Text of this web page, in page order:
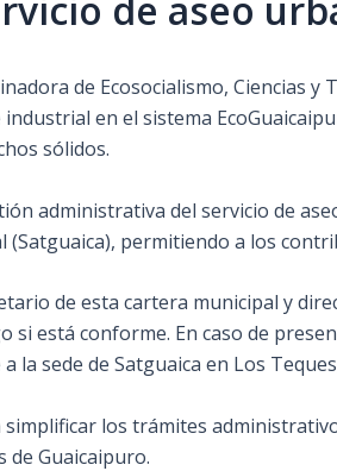
de Ecosocialismo, Ciencias
en el sistema
sólidos.
administrativa del servicio de
permitiendo a los
de esta cartera municipal y
si está conforme. En caso de
la sede de Satguaica en Los
simplificar los trámites
Guaicaipuro.